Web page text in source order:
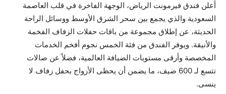
أعلن فندق فيرمونت الرياض، الوجهة الفاخرة في قلب العاصمة
السعودية والذي يجمع بين سحر الشرق الأوسط ووسائل الراحة
الحديثة، عن إطلاق مجموعة من باقات حفلات الزفاف الفخمة
والأنيقة. ويوفر الفندق من فئة الخمس نجوم أفخم الخدمات
المخصصة وأرقى مستويات الضيافة العالمية، فضلاً عن صالات
تتسع لـ 600 ضيف، ما يضمن أن يحظى الأزواج بحفل زفاف لا
ينسى.